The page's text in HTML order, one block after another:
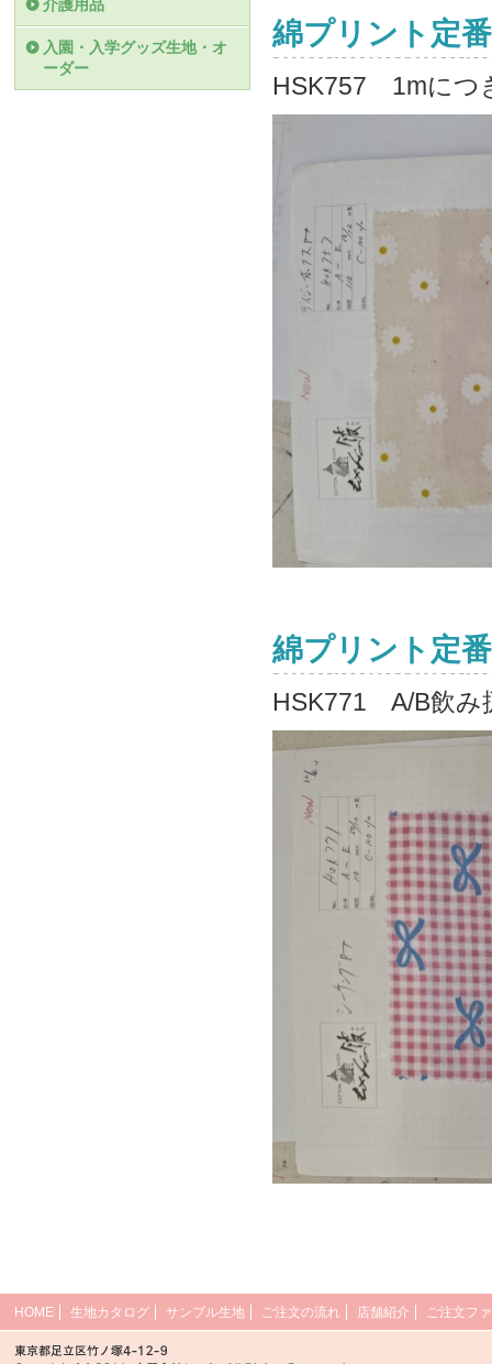
綿プリント定
HSK757 1mにつ
綿プリント定
HSK771 A/B飲み
介護用品
入園・入学グッズ生地・オ
ーダー
HOME 生地カタログ サンプル生地 ご注文の流れ 店舗紹介 ご注文フ